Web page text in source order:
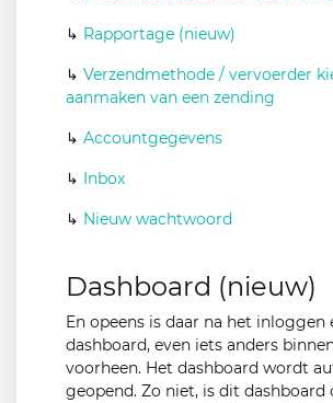
↳ Rapportage (nieuw)
↳ Verzendmethode / vervoerder
aanmaken van een zending
↳ Accountgegevens
↳ Inbox
↳ Nieuw wachtwoord
Dashboard (nieuw)
En opeens is daar na het inloggen
dashboard, even iets anders
voorheen. Het dashboard wordt
geopend. Zo niet, is dit dashboard